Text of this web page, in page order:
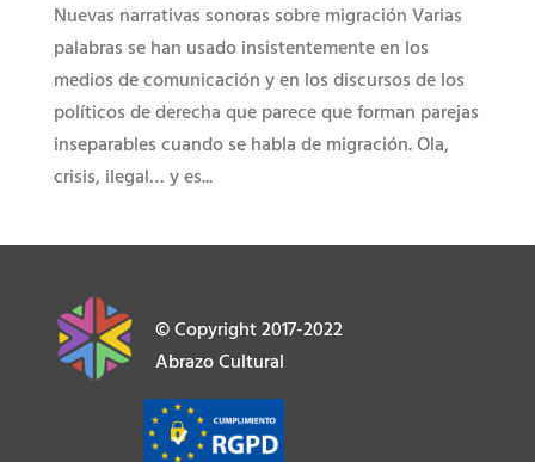
Nuevas narrativas sonoras sobre migración Varias
palabras se han usado insistentemente en los
medios de comunicación y en los discursos de los
políticos de derecha que parece que forman parejas
inseparables cuando se habla de migración. Ola,
crisis, ilegal… y es...
© Copyright 2017-2022
Abrazo Cultural